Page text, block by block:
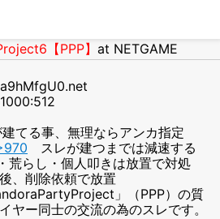
【PPP】 at NETGAME
てる事、無理ならアンカ指定
スレが建つまでは減速する
荒らし・個人叩きは放置で対処
、削除依頼で放置
」（PPP）の質
ヤー同士の交流の為のスレです。